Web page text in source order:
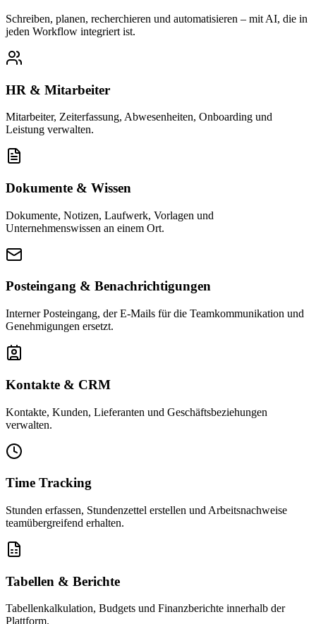
Schreiben, planen, recherchieren und automatisieren – mit AI, die in
jeden Workflow integriert ist.
HR & Mitarbeiter
Mitarbeiter, Zeiterfassung, Abwesenheiten, Onboarding und
Leistung verwalten.
Dokumente & Wissen
Dokumente, Notizen, Laufwerk, Vorlagen und
Unternehmenswissen an einem Ort.
Posteingang & Benachrichtigungen
Interner Posteingang, der E-Mails für die Teamkommunikation und
Genehmigungen ersetzt.
Kontakte & CRM
Kontakte, Kunden, Lieferanten und Geschäftsbeziehungen
verwalten.
Time Tracking
Stunden erfassen, Stundenzettel erstellen und Arbeitsnachweise
teamübergreifend erhalten.
Tabellen & Berichte
Tabellenkalkulation, Budgets und Finanzberichte innerhalb der
Plattform.